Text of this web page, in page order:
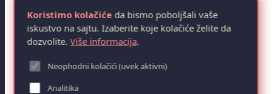
Koristimo kolačiće da bismo poboljšali vaše
iskustvo na sajtu. Izaberite koje kolačiće želite da
dozvolite.Više informacija.
Neophodni kolačići (uvek aktivni)
Analitika